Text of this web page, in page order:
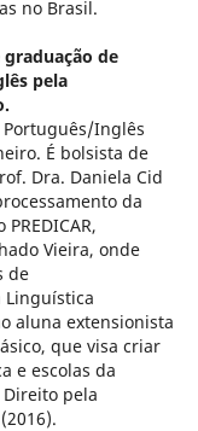
no Brasil.
de
pela
Inglês
É bolsista de
Dra. Daniela Cid
da
Vieira, onde
de
aluna extensionista
que visa criar
e escolas da
pela